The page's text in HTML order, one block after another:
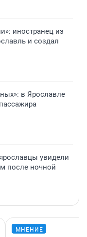
иностранец из
и создал
в Ярославле
увидели
после ночной
МНЕНИЕ